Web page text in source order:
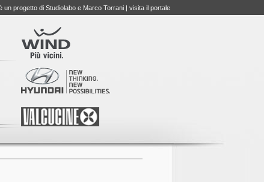
un progetto di Studiolabo e Marco Torrani | visita il portale